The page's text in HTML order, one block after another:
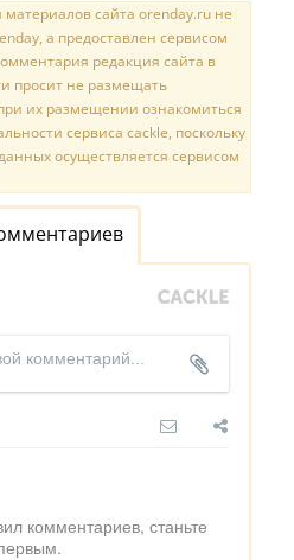
сайта orenday.ru не
а предоставлен сервисом
редакция сайта в
просит не размещать
их размещении ознакомиться
сервиса cackle, поскольку
осуществляется сервисом
комментариев, станьте